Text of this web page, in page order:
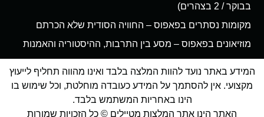
בבוקר / 2 בצהרים)
מקומות נסתרים בפאפוס – החוויה הסודית שלא הכרתם
מוזיאונים בפאפוס – מסע בין התרבות, ההיסטוריה והאמנות
המידע באתר נועד להוות המלצה בלבד ואינו מהווה תחליף לייעוץ
מקצועי. אין להסתמך על המידע כעובדה מוחלטת, וכל שימוש בו
הינו באחריות המשתמש בלבד.
האתר הינו אתר המלצות מטיילים © כל הזכויות שמורות